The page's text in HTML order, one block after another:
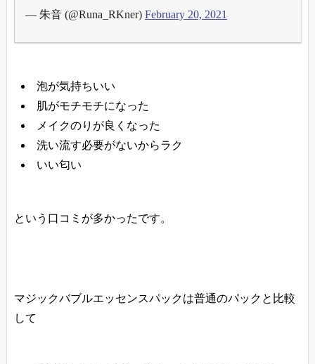
— 朱音 (@Runa_RKner) February 20, 2021
泡が気持ちいい
肌がモチモチになった
メイクのりが良くなった
洗い流す必要がないからラク
いい匂い
という口コミが多かったです。
マジックバブルエッセンスパックは普通のパックと比較
して